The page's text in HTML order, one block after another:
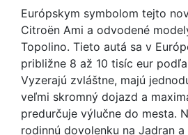
Európskym symbolom tejto
Citroën Ami a odvodené
Topolino. Tieto autá sa v
približne 8 až 10 tisíc eur
Vyzerajú zvláštne, majú
veľmi skromný dojazd a
predurčuje výlučne do mesta.
rodinnú dovolenku na Jadran